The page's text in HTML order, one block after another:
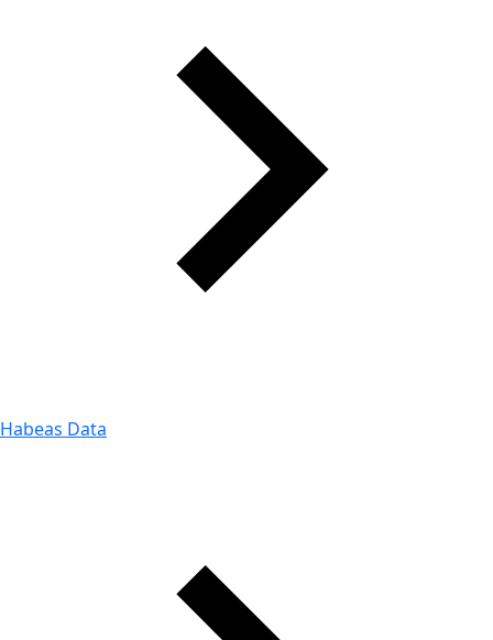
Habeas Data